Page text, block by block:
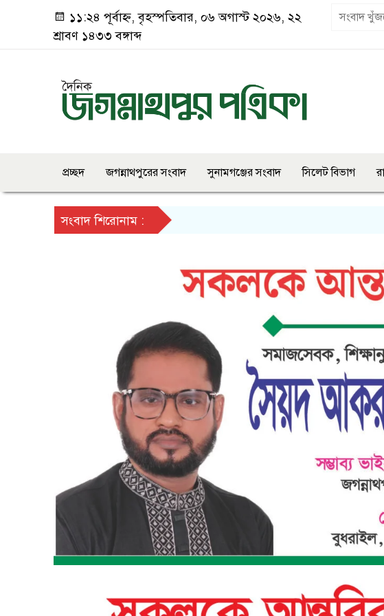
১১:২৪ পূর্বাহ্ন, বৃহস্পতিবার, ০৬ অগাস্ট ২০২৬, ২২
শ্রাবণ ১৪৩৩ বঙ্গাব্দ
প্রচ্ছদ জগন্নাথপুরের সংবাদ সুনামগঞ্জের সংবাদ সিলেট বিভাগ
সংবাদ শিরোনাম :